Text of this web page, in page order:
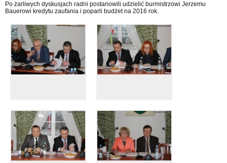
Po żarliwych dyskusjach radni postanowili udzielić burmistrzowi Jerzemu
Bauerowi kredytu zaufania i poparli budżet na 2016 rok.